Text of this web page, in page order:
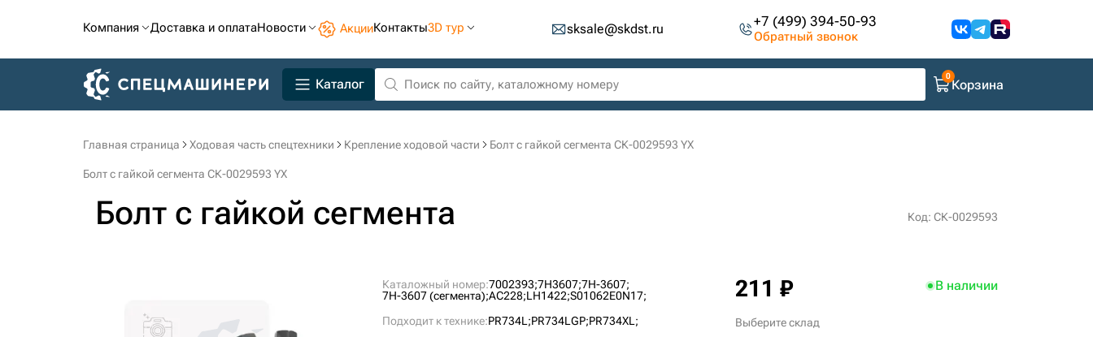
Компания Доставка и оплатаНовости АкцииКонтакты3D тур sksale@skdst.ru +7 (499) 394-50-93
Обратный звонок
Каталог Корзина
Главная страница Ходовая часть спецтехники Крепление ходовой части Болт с гайкой сегмента СК-0029593 YX
Болт с гайкой сегмента СК-0029593 YX
Болт с гайкой сегмента Код: СК-0029593
Каталожный номер:7002393;7H3607;7H-3607;
7H-3607 (сегмента);AC228;LH1422;S01062E0N17;
Подходит к технике:PR734L;PR734LGP;PR734XL;
211 ₽ В наличии
Выберите склад